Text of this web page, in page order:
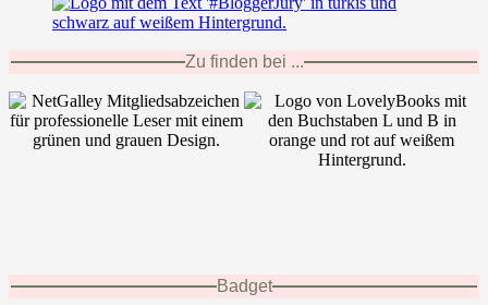
Zu finden bei ...
Badget